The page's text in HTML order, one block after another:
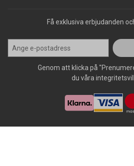
Få exklusiva erbjudanden
Genom att klicka på
du våra